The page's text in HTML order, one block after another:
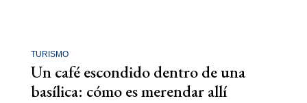
TURISMO
Un café escondido dentro de una
basílica: cómo es merendar allí